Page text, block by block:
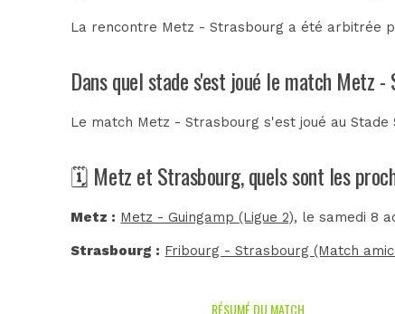
La rencontre Metz - Strasbourg a été arbitrée
Dans quel stade s'est joué le match Metz
Le match Metz - Strasbourg s'est joué auStade
🗓️ Metz et Strasbourg, quels sont les
Metz : Metz - Guingamp (Ligue 2), le samedi 8
Strasbourg : Fribourg - Strasbourg (Match
RÉSUMÉ DU MATCH